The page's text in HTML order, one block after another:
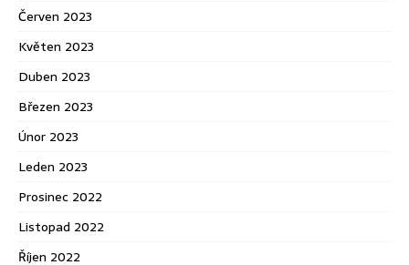
Červen 2023
Květen 2023
Duben 2023
Březen 2023
Únor 2023
Leden 2023
Prosinec 2022
Listopad 2022
Říjen 2022